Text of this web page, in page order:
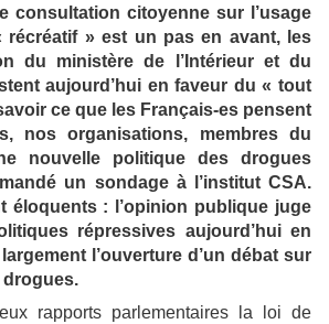
consultation citoyenne sur l’usage
récréatif » est un pas en avant, les
du ministère de l’Intérieur et du
aujourd’hui en faveur du « tout
ce que les Français-es pensent
nos organisations, membres du
nouvelle politique des drogues
un sondage à l’institut CSA.
éloquents : l’opinion publique juge
répressives aujourd’hui en
l’ouverture d’un débat sur
drogues.
rapports parlementaires la loi de